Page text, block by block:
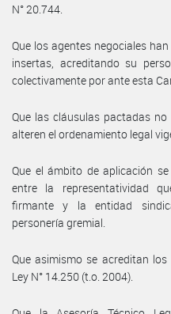
N° 20.744.
Que los agentes negociales
insertas, acreditando su
colectivamente por ante esta
Que las cláusulas pactadas
alteren el ordenamiento legal
Que el ámbito de aplicación
entre la representatividad
firmante y la entidad
personería gremial.
Que asimismo se acreditan
Ley N° 14.250 (t.o. 2004).